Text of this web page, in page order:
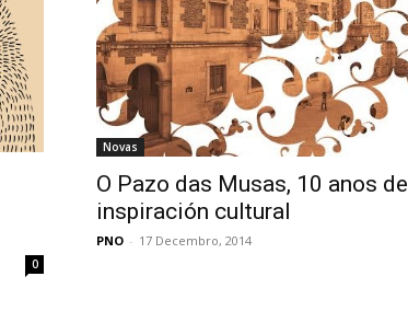
0
Novas
O Pazo das Musas, 10 anos de
inspiración cultural
PNO - 17 Decembro, 2014